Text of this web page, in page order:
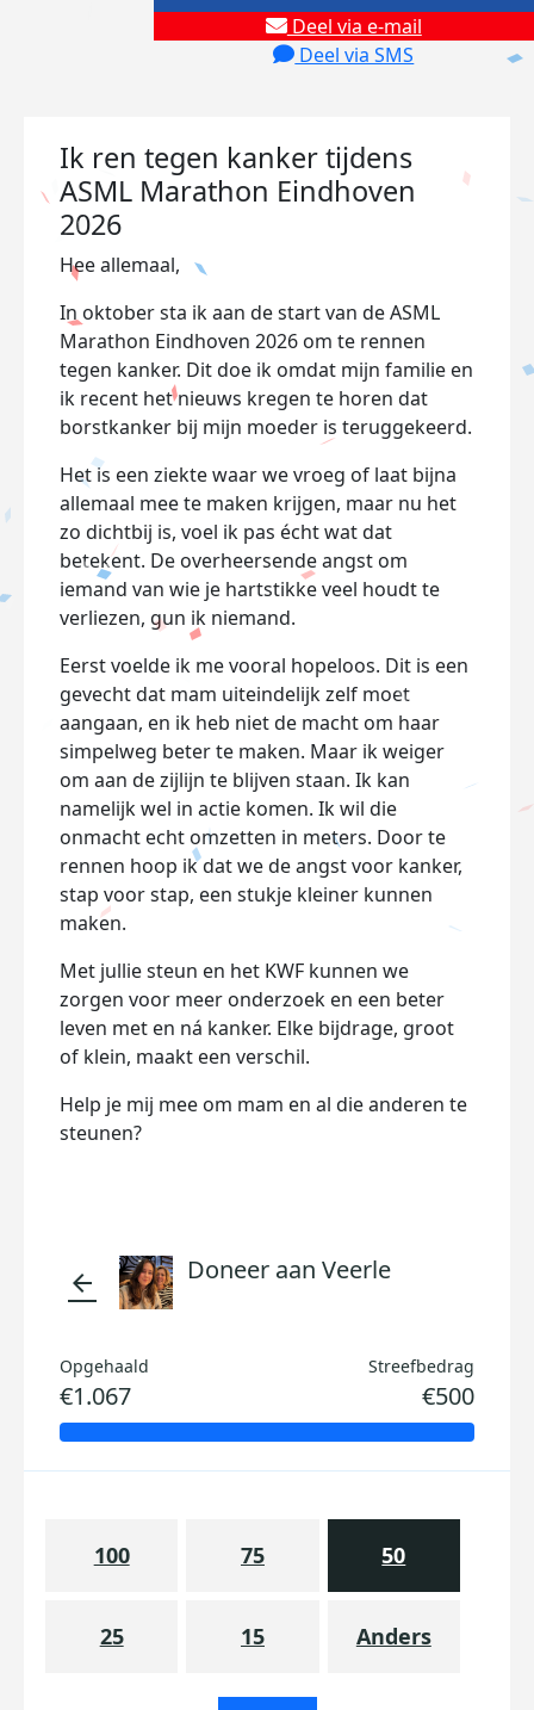
Deel via e-mail
Deel via SMS
Ik ren tegen kanker tijdens
ASML Marathon Eindhoven
2026
Hee allemaal,
In oktober sta ik aan de start van de ASML
Marathon Eindhoven 2026 om te rennen
tegen kanker. Dit doe ik omdat mijn familie en
ik recent het nieuws kregen te horen dat
borstkanker bij mijn moeder is teruggekeerd.
Het is een ziekte waar we vroeg of laat bijna
allemaal mee te maken krijgen, maar nu het
zo dichtbij is, voel ik pas écht wat dat
betekent. De overheersende angst om
iemand van wie je hartstikke veel houdt te
verliezen, gun ik niemand.
Eerst voelde ik me vooral hopeloos. Dit is een
gevecht dat mam uiteindelijk zelf moet
aangaan, en ik heb niet de macht om haar
simpelweg beter te maken. Maar ik weiger
om aan de zijlijn te blijven staan. Ik kan
namelijk wel in actie komen. Ik wil die
onmacht echt omzetten in meters. Door te
rennen hoop ik dat we de angst voor kanker,
stap voor stap, een stukje kleiner kunnen
maken.
Met jullie steun en het KWF kunnen we
zorgen voor meer onderzoek en een beter
leven met en ná kanker. Elke bijdrage, groot
of klein, maakt een verschil.
Help je mij mee om mam en al die anderen te
steunen?
arrow_back Doneer aan Veerle
Opgehaald
€1.067
Streefbedrag
€500
100 75 50
25 15 Anders